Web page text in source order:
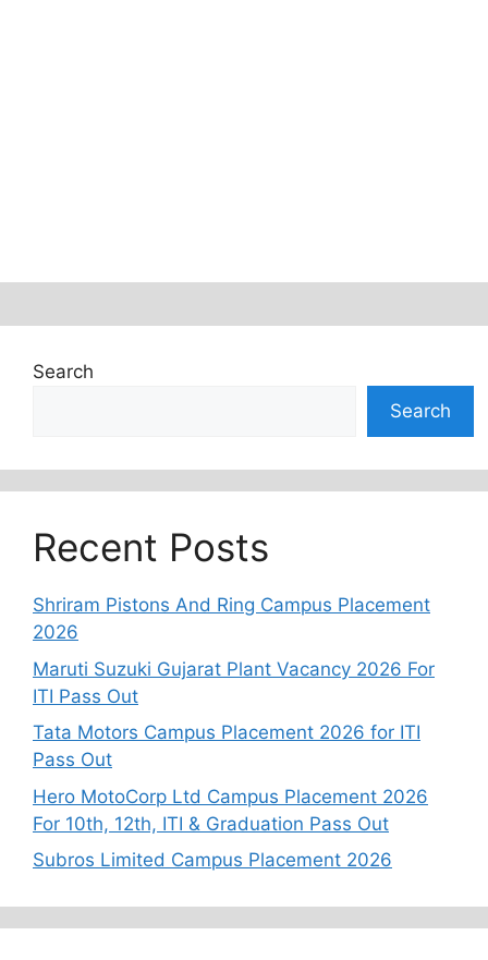
Search
Search
Recent Posts
Shriram Pistons And Ring Campus Placement
2026
Maruti Suzuki Gujarat Plant Vacancy 2026 For
ITI Pass Out
Tata Motors Campus Placement 2026 for ITI
Pass Out
Hero MotoCorp Ltd Campus Placement 2026
For 10th, 12th, ITI & Graduation Pass Out
Subros Limited Campus Placement 2026